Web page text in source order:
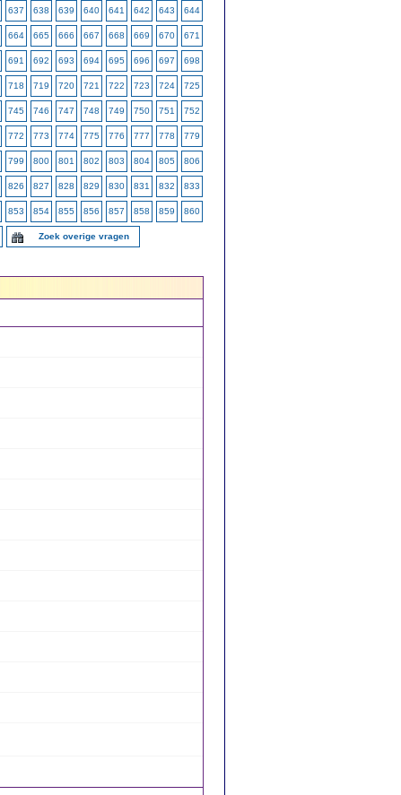
637 638 639 640 641 642 643 644
664 665 666 667 668 669 670 671
691 692 693 694 695 696 697 698
718 719 720 721 722 723 724 725
745 746 747 748 749 750 751 752
772 773 774 775 776 777 778 779
799 800 801 802 803 804 805 806
826 827 828 829 830 831 832 833
853 854 855 856 857 858 859 860
Zoek overige vragen